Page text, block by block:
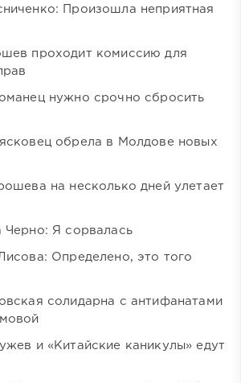
Произошла неприятная
проходит комиссию для
нужно срочно сбросить
обрела в Молдове новых
на несколько дней улетает
Черно: Я сорвалась
Определено, это того
солидарна с антифанатами
и «Китайские каникулы» едут